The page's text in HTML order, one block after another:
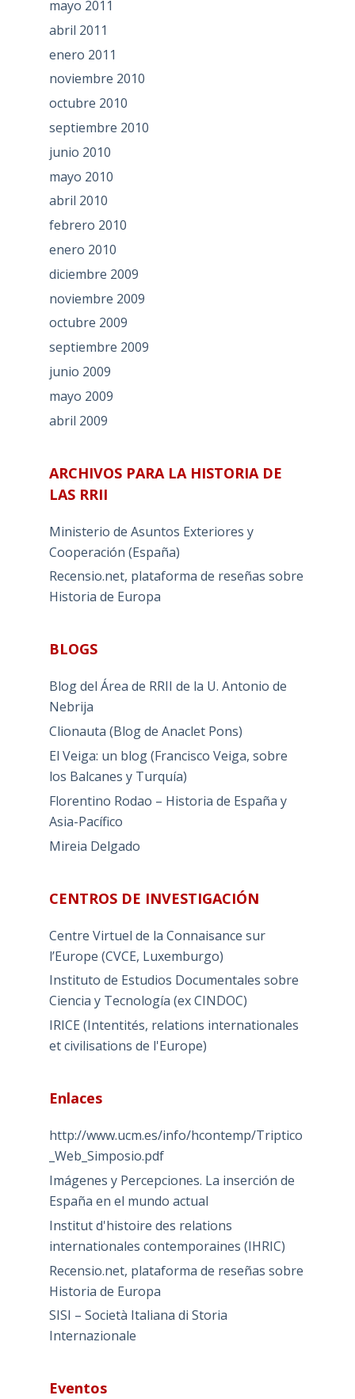
mayo 2011
abril 2011
enero 2011
noviembre 2010
octubre 2010
septiembre 2010
junio 2010
mayo 2010
abril 2010
febrero 2010
enero 2010
diciembre 2009
noviembre 2009
octubre 2009
septiembre 2009
junio 2009
mayo 2009
abril 2009
ARCHIVOS PARA LA HISTORIA DE
LAS RRII
Ministerio de Asuntos Exteriores y
Cooperación (España)
Recensio.net, plataforma de reseñas sobre
Historia de Europa
BLOGS
Blog del Área de RRII de la U. Antonio de
Nebrija
Clionauta (Blog de Anaclet Pons)
El Veiga: un blog (Francisco Veiga, sobre
los Balcanes y Turquía)
Florentino Rodao – Historia de España y
Asia-Pacífico
Mireia Delgado
CENTROS DE INVESTIGACIÓN
Centre Virtuel de la Connaisance sur
l’Europe (CVCE, Luxemburgo)
Instituto de Estudios Documentales sobre
Ciencia y Tecnología (ex CINDOC)
IRICE (Intentités, relations internationales
et civilisations de l'Europe)
Enlaces
http://www.ucm.es/info/hcontemp/Triptico
_Web_Simposio.pdf
Imágenes y Percepciones. La inserción de
España en el mundo actual
Institut d'histoire des relations
internationales contemporaines (IHRIC)
Recensio.net, plataforma de reseñas sobre
Historia de Europa
SISI – Società Italiana di Storia
Internazionale
Eventos